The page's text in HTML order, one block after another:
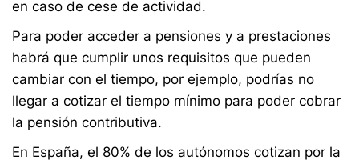
en caso de cese de actividad.
Para poder acceder a pensiones y a prestaciones
habrá que cumplir unos requisitos que pueden
cambiar con el tiempo, por ejemplo, podrías no
llegar a cotizar el tiempo mínimo para poder cobrar
la pensión contributiva.
En España, el 80% de los autónomos cotizan por la